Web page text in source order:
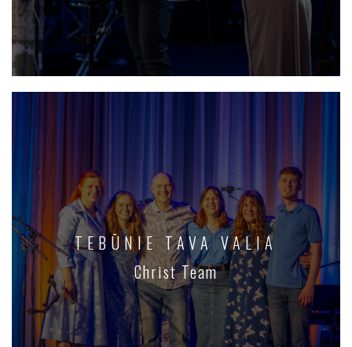
TEBŪNIE TAVA VALIA
Christ Team